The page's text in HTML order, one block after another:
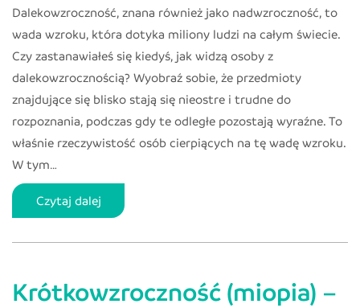
Dalekowzroczność, znana również jako nadwzroczność, to
wada wzroku, która dotyka miliony ludzi na całym świecie.
Czy zastanawiałeś się kiedyś, jak widzą osoby z
dalekowzrocznością? Wyobraź sobie, że przedmioty
znajdujące się blisko stają się nieostre i trudne do
rozpoznania, podczas gdy te odległe pozostają wyraźne. To
właśnie rzeczywistość osób cierpiących na tę wadę wzroku.
W tym…
Czytaj dalejDalekowzroczność
(Nadwzroczność)
–
czym
Krótkowzroczność (miopia) –